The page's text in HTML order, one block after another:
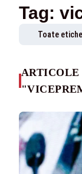
Tag:
Toate
ARTICOLE